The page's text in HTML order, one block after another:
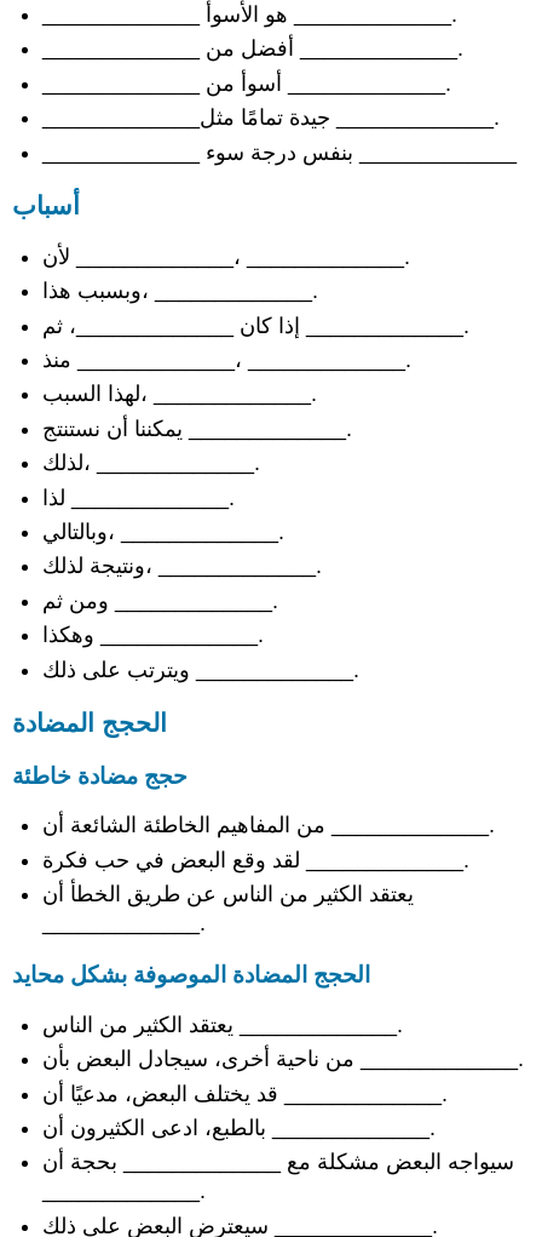
المطالبات
ادعاءات
المقبولة
على
المطالبات
الإيجابية
بالقيمة
السلبية
بالقيمة
مطالبات
بقوة
مطالبات
مبدئية
تلخيص
تلخيص
معالجة
الحجج
المضادة
عن
مضادة
رفض
الحجة
المضادة
تلخيص
مقارنة
حجتين
_____________ هو الأسوأ _____________.
_____________ أفضل من _____________.
_____________ أسوأ من _____________.
_____________جيدة تمامًا مثل _____________.
أسباب
لأن _____________، _____________.
وبسبب هذا، _____________.
إذا كان _____________، ثم _____________.
منذ _____________، _____________.
لهذا السبب، _____________.
يمكننا أن نستنتج _____________.
لذلك، _____________.
لذا _____________.
وبالتالي، _____________.
ونتيجة لذلك، _____________.
ومن ثم _____________.
وهكذا _____________.
ويترتب على ذلك _____________.
الحجج المضادة
حجج مضادة خاطئة
من المفاهيم الخاطئة الشائعة أن _____________.
لقد وقع البعض في حب فكرة _____________.
يعتقد الكثير من الناس عن طريق الخطأ أن
_____________.
الحجج المضادة الموصوفة بشكل محايد
يعتقد الكثير من الناس _____________.
من ناحية أخرى، سيجادل البعض بأن _____________.
قد يختلف البعض، مدعيًا أن _____________.
بالطبع، ادعى الكثيرون أن _____________.
سيواجه البعض مشكلة مع _____________ بحجة أن
_____________.
سيعترض البعض على ذلك _____________.